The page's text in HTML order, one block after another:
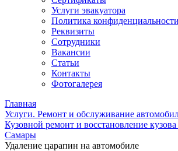
Услуги эвакуатора
Политика конфиденциальности
Реквизиты
Сотрудники
Вакансии
Статьи
Контакты
Фотогалерея
Главная
Услуги. Ремонт и обслуживание
Кузовной ремонт и восстановление кузова
Самары
Удаление царапин на автомобиле